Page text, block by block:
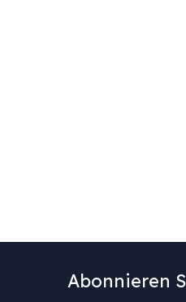
Abonnieren